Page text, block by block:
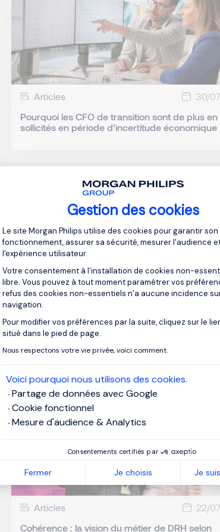
Gestion des cookies
Plateforme de Gestion du
Le site Morgan Philips utilise des cookies pour garantir son
fonctionnement, assurer sa sécurité, mesurer l'audience
l'expérience utilisateur.
Votre consentement à l'installation de cookies non-
libre. Vous pouvez à tout moment paramétrer vos
refus des cookies non-essentiels n’a aucune incidence
navigation.
Pour modifier vos préférences par la suite, cliquez sur le
situé dans le pied de page.
Nous respectons votre vie privée, voici comment.
Voici pourquoi nous utilisons des cookies.
Partage de données avec Google
Cookie fonctionnel
Mesure d'audience & Analytics
Consentements certifiés par
Fermer Je choisis Je
Axeptio consent
Articles
30/
Pourquoi les CFO de transition sont de plus en
sollicités en période d’incertitude économique
Articles
Fonction RH : pourquoi il est temps de
votre modèle organisationnel
Articles
22/
Cohérence : la vision du métier de DRH selon